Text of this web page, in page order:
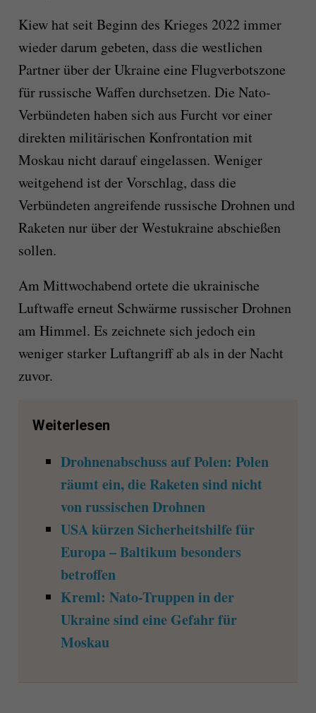
Kiew hat seit Beginn des Krieges 2022 immer
wieder darum gebeten, dass die westlichen
Partner über der Ukraine eine Flugverbotszone
für russische Waffen durchsetzen. Die Nato-
Verbündeten haben sich aus Furcht vor einer
direkten militärischen Konfrontation mit
Moskau nicht darauf eingelassen. Weniger
weitgehend ist der Vorschlag, dass die
Verbündeten angreifende russische Drohnen und
Raketen nur über der Westukraine abschießen
sollen.
Am Mittwochabend ortete die ukrainische
Luftwaffe erneut Schwärme russischer Drohnen
am Himmel. Es zeichnete sich jedoch ein
weniger starker Luftangriff ab als in der Nacht
zuvor.
Weiterlesen
Drohnenabschuss auf Polen: Polen
räumt ein, die Raketen sind nicht
von russischen Drohnen
USA kürzen Sicherheitshilfe für
Europa – Baltikum besonders
betroffen
Kreml: Nato-Truppen in der
Ukraine sind eine Gefahr für
Moskau